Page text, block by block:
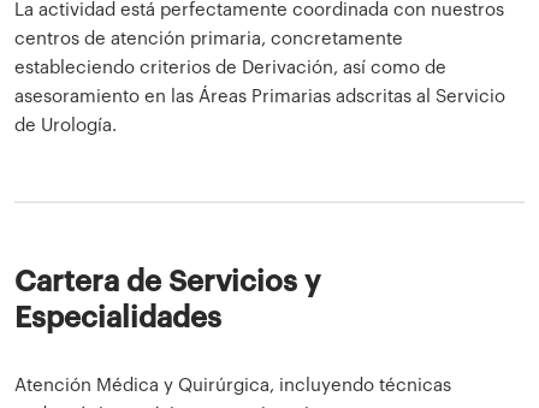
La actividad está perfectamente coordinada con nuestros
centros de atención primaria, concretamente
estableciendo criterios de Derivación, así como de
asesoramiento en las Áreas Primarias adscritas al Servicio
de Urología.
Cartera de Servicios y
Especialidades
Atención Médica y Quirúrgica, incluyendo técnicas